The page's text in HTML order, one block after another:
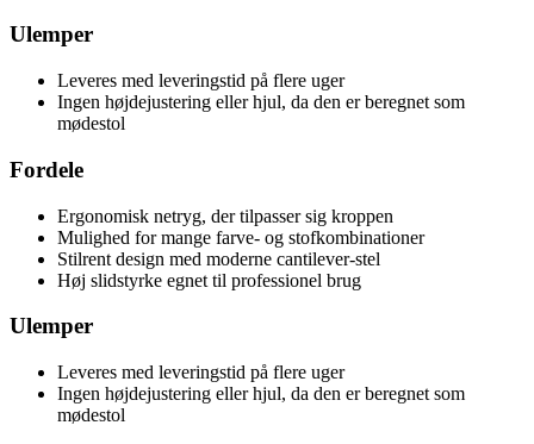
Ulemper
Leveres med leveringstid på flere uger
Ingen højdejustering eller hjul, da den er beregnet som
mødestol
Fordele
Ergonomisk netryg, der tilpasser sig kroppen
Mulighed for mange farve- og stofkombinationer
Stilrent design med moderne cantilever-stel
Høj slidstyrke egnet til professionel brug
Ulemper
Leveres med leveringstid på flere uger
Ingen højdejustering eller hjul, da den er beregnet som
mødestol